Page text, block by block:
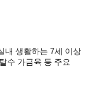
내 생활하는 7세 이상
수 가금육 등 주요